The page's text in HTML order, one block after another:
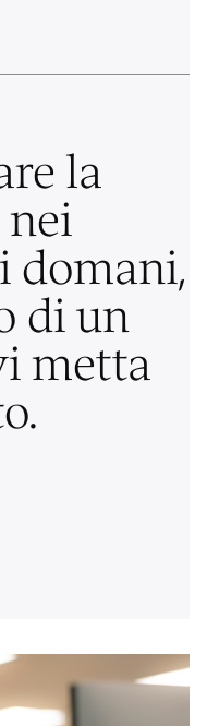
la
domani,
di un
metta